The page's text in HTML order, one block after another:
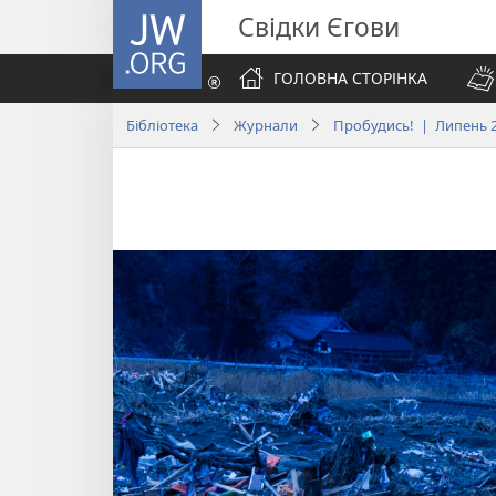
JW.ORG Свідки Єгови
ГОЛОВНА СТОРІНКА
Бібліотека Журнали Пробудись! | Липень